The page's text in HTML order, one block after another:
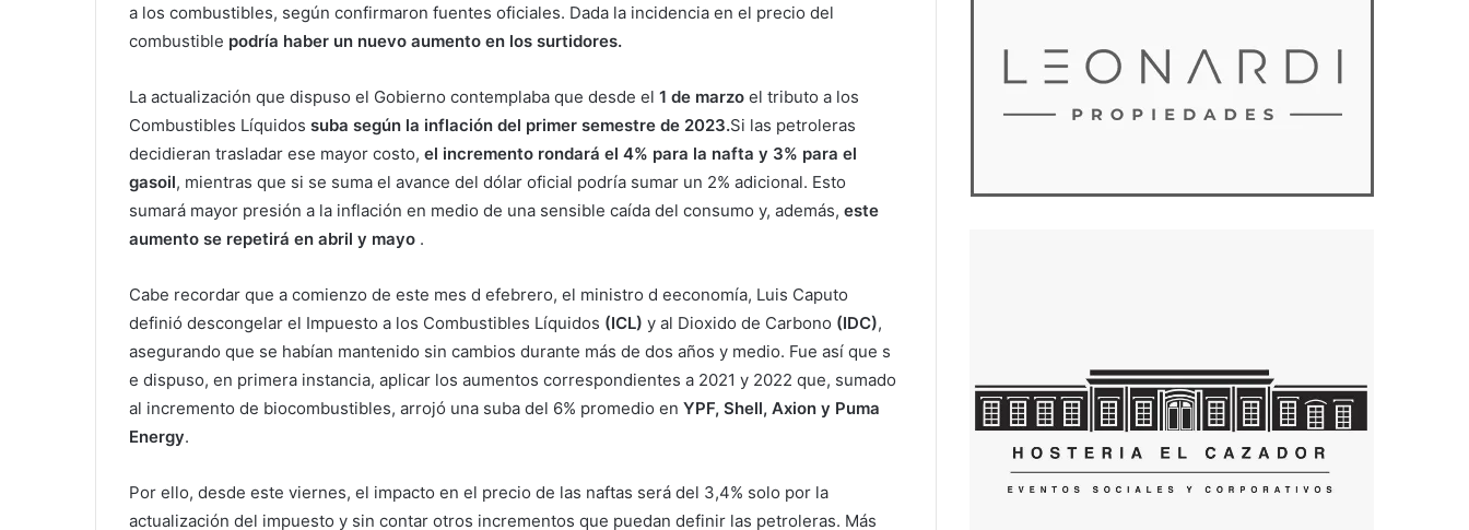
a los combustibles, según confirmaron fuentes oficiales. Dada la incidencia en el precio del
combustible podría haber un nuevo aumento en los surtidores.
La actualización que dispuso el Gobierno contemplaba que desde el 1 de marzo el tributo a los
Combustibles Líquidos suba según la inflación del primer semestre de 2023.Si las petroleras
decidieran trasladar ese mayor costo, el incremento rondará el 4% para la nafta y 3% para el
gasoil, mientras que si se suma el avance del dólar oficial podría sumar un 2% adicional. Esto
sumará mayor presión a la inflación en medio de una sensible caída del consumo y, además, este
aumento se repetirá en abril y mayo .
Cabe recordar que a comienzo de este mes d efebrero, el ministro d eeconomía, Luis Caputo
definió descongelar el Impuesto a los Combustibles Líquidos (ICL) y al Dioxido de Carbono (IDC),
asegurando que se habían mantenido sin cambios durante más de dos años y medio. Fue así que s
e dispuso, en primera instancia, aplicar los aumentos correspondientes a 2021 y 2022 que, sumado
al incremento de biocombustibles, arrojó una suba del 6% promedio en YPF, Shell, Axion y Puma
Energy.
Por ello, desde este viernes, el impacto en el precio de las naftas será del 3,4% solo por la
actualización del impuesto y sin contar otros incrementos que puedan definir las petroleras. Más